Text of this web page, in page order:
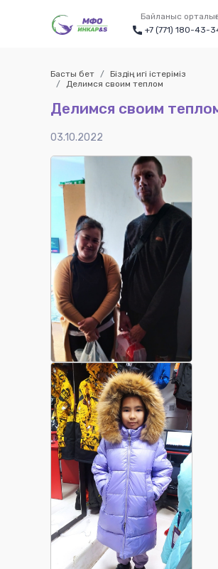
Байланыс
+7 (771) 180-43-
Басты бет
Біздің игі істеріміз
Делимся своим теплом
Делимся своим
03.10.2022